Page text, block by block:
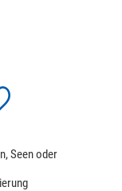
Seen oder